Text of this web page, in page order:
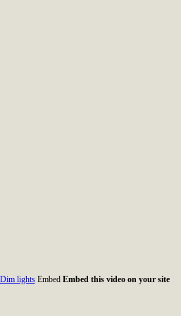
Dim lightsEmbed Embed this video on your site